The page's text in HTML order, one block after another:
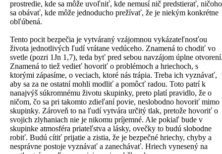
prostredie, kde sa môže uvoľniť, kde nemusí nič predstierať, ničoho
sa obávať, kde môže jednoducho prežívať, že je niekým konkrétne
obľúbená.
Tento pocit bezpečia je vytváraný vzájomnou vykázateľnosťou
života jednotlivých ľudí vrátane vedúceho. Znamená to chodiť vo
svetle (pozri 1Jn 1,7), teda byť pred sebou navzájom úplne
Znamená to tiež vedieť hovoriť o problémoch a hriechoch, s
ktorými zápasíme, o veciach, ktoré nás trápia. Treba ich vyznávať,
aby sa za ne ostatní mohli modliť a pomôcť radou. Toto patrí k
nanajvýš súkromnému životu skupinky, preto platí pravidlo, že o
ničom, čo sa pri takomto zdieľaní povie, neslobodno hovoriť mimo
skupinky. Zároveň to na ľudí vytvára určitý tlak, pretože hovoriť o
svojich zlyhaniach nie je nikomu príjemné. Ale pokiaľ bude v
skupinke atmosféra priateľstva a lásky, ovečky to budú slobodne
robiť. Budú cítiť prijatie a zistia, že je bezpečné hriechy, chyby a
nesprávne postoje vyznávať a zanechávať. Hriech vynesený na